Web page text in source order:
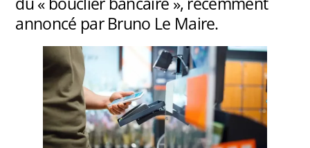
annoncé par Bruno Le Maire.